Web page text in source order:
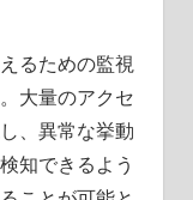
るための監視
大量のアクセ
、異常な挙動
知できるよう